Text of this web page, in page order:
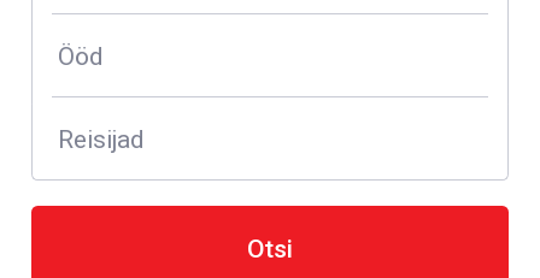
Ööd
Reisijad
Otsi